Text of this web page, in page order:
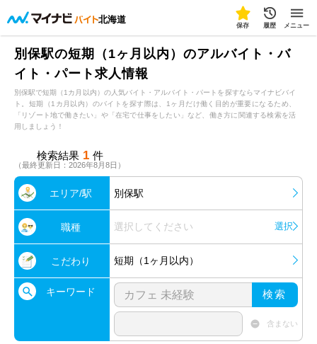
北海道
保存 履歴 メニュー
別保駅の短期（1ヶ月以内）のアルバイト・バ
イト・パート求人情報
別保駅で短期（1カ月以内）の人気バイト・アルバイト・パートを探すならマイナビバイ
ト。短期（1カ月以内）のバイトを探す際は、1ヶ月だけ働く目的が重要になるため、
「リゾート地で働きたい」や「在宅で仕事をしたい」など、働き方に関連する検索を活
用しましょう！
検索結果 1 件
（最終更新日：2026年8月8日）
エリア/駅 別保駅
職種 選択してください 選択
こだわり 短期（1ヶ月以内）
キーワード 検索
含まない